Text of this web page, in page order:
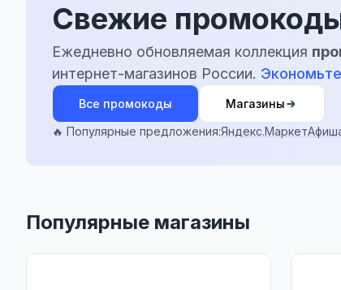
Свежие
Ежедневно обновляемая коллекция
интернет-магазинов России.
Все промокоды
Магазины
🔥 Популярные предложения:Яндекс.Маркет
Популярные магазины